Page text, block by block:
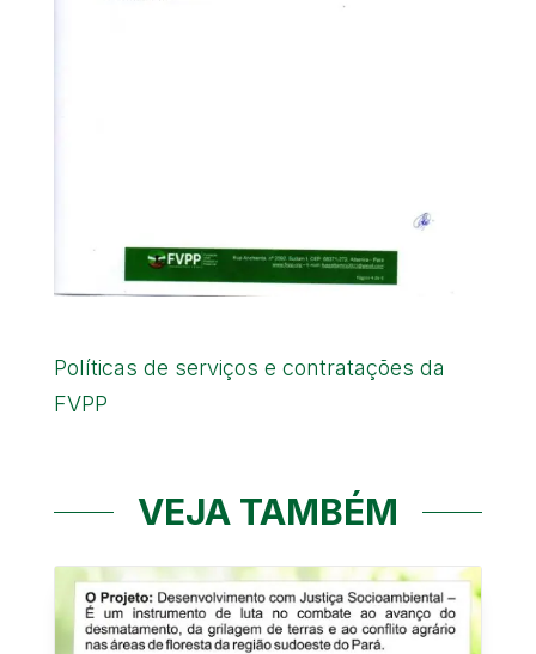
Políticas de serviços e contratações da
FVPP
VEJA TAMBÉM